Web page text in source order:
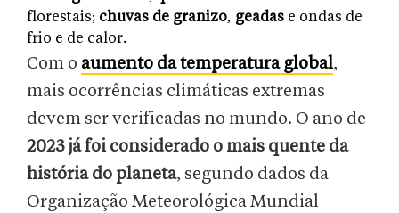
florestais; chuvas de granizo, geadas e ondas de
frio e de calor.
Com o aumento da temperatura global,
mais ocorrências climáticas extremas
devem ser verificadas no mundo. O ano de
2023 já foi considerado o mais quente da
história do planeta, segundo dados da
Organização Meteorológica Mundial